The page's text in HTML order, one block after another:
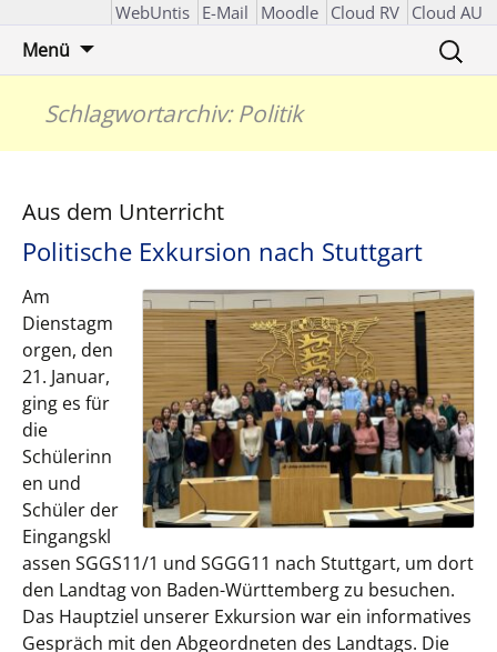
WebUntis E-Mail Moodle Cloud RV Cloud AU
Menü
Suchen
nach:
Schlagwortarchiv: Politik
Aus dem Unterricht
Politische Exkursion nach Stuttgart
Am
Dienstagm
orgen, den
21. Januar,
ging es für
die
Schülerinn
en und
Schüler der
Eingangskl
assen SGGS11/1 und SGGG11 nach Stuttgart, um dort
den Landtag von Baden-Württemberg zu besuchen.
Das Hauptziel unserer Exkursion war ein informatives
Gespräch mit den Abgeordneten des Landtags. Die